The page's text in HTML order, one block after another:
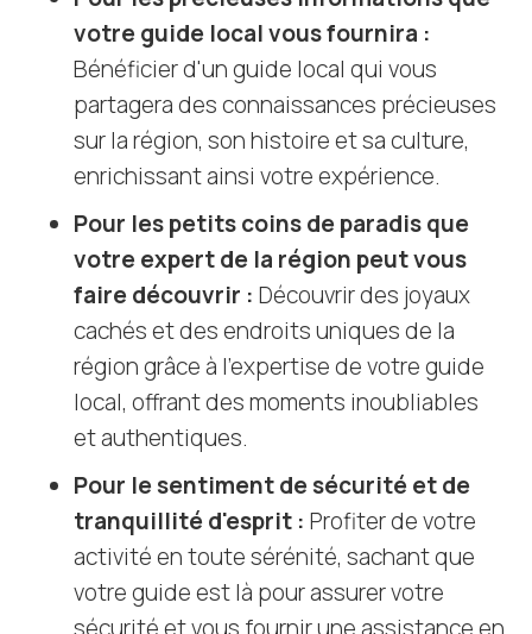
votre guide local vous fournira :
Bénéficier d'un guide local qui vous
partagera des connaissances précieuses
sur la région, son histoire et sa culture,
enrichissant ainsi votre expérience.
Pour les petits coins de paradis que
votre expert de la région peut vous
faire découvrir : Découvrir des joyaux
cachés et des endroits uniques de la
région grâce à l'expertise de votre guide
local, offrant des moments inoubliables
et authentiques.
Pour le sentiment de sécurité et de
tranquillité d'esprit :Profiter de votre
activité en toute sérénité, sachant que
votre guide est là pour assurer votre
sécurité et vous fournir une assistance en